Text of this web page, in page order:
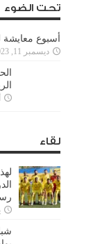
تحت الضوء
أسبوع
ديسمبر 11, 2023
لقاء